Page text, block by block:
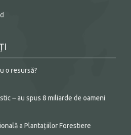
o resursă?
– au spus 8 miliarde de oameni
a Plantațiilor Forestiere